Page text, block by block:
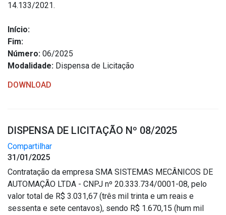
14.133/2021.
Início:
Fim:
Número: 06/2025
Modalidade: Dispensa de Licitação
DOWNLOAD
DISPENSA DE LICITAÇÃO Nº 08/2025
Compartilhar
31/01/2025
Contratação da empresa SMA SISTEMAS MECÂNICOS DE
AUTOMAÇÃO LTDA - CNPJ nº 20.333.734/0001-08, pelo
valor total de R$ 3.031,67 (três mil trinta e um reais e
sessenta e sete centavos), sendo R$ 1.670,15 (hum mil